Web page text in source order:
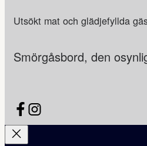
Utsökt mat och glädjefyllda
Smörgåsbord, den